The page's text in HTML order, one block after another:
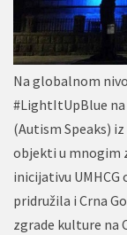
Na globalnom
#LightItUpBlue
(Autism Speaks)
objekti u mnogim
inicijativu
pridružila i Crna
zgrade kulture na